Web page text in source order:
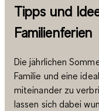
Tipps und
Familienferien
Die jährlichen
Familie und eine
miteinander zu
lassen sich dabei